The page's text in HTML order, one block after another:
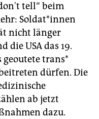
tell“ beim
Soldat*innen
nicht länger
die USA das 19.
trans*
dürfen. Die
ab jetzt
dazu.